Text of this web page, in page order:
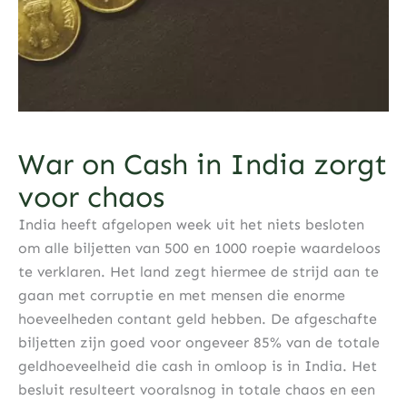
War on Cash in India zorgt
voor chaos
India heeft afgelopen week uit het niets besloten
om alle biljetten van 500 en 1000 roepie waardeloos
te verklaren. Het land zegt hiermee de strijd aan te
gaan met corruptie en met mensen die enorme
hoeveelheden contant geld hebben. De afgeschafte
biljetten zijn goed voor ongeveer 85% van de totale
geldhoeveelheid die cash in omloop is in India. Het
besluit resulteert vooralsnog in totale chaos en een